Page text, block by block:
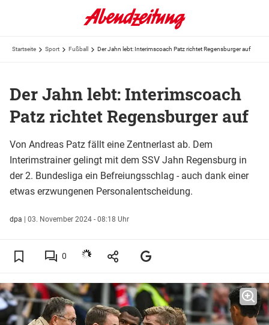
Startseite Sport Fußball Der Jahn lebt: Interimscoach Patz richtet Regensburger auf
Der Jahn lebt: Interimscoach
Patz richtet Regensburger auf
Von Andreas Patz fällt eine Zentnerlast ab. Dem
Interimstrainer gelingt mit dem SSV Jahn Regensburg in
der 2. Bundesliga ein Befreiungsschlag - auch dank einer
etwas erzwungenen Personalentscheidung.
dpa | 03. November 2024 - 08:18 Uhr
0